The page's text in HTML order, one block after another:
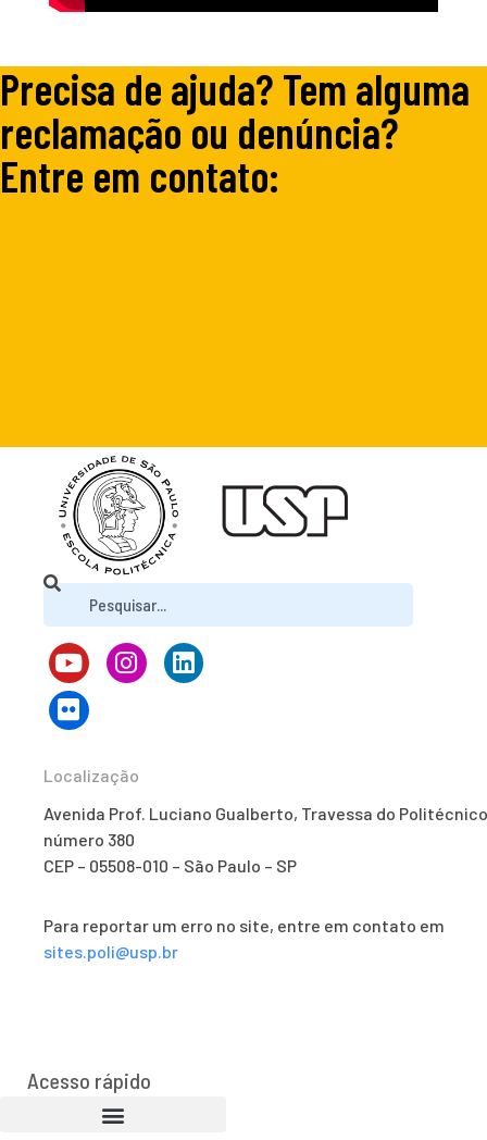
Precisa de ajuda? Tem alguma
reclamação ou denúncia?
Entre em contato:
Localização
Avenida Prof. Luciano Gualberto, Travessa do
número 380
CEP – 05508-010 – São Paulo – SP
Para reportar um erro no site, entre em contato em
sites.poli@usp.br
Acesso rápido